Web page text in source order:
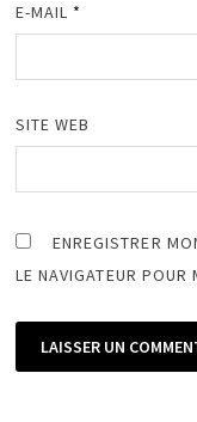
E-MAIL *
SITE WEB
ENREGISTRER
LE NAVIGATEUR POUR